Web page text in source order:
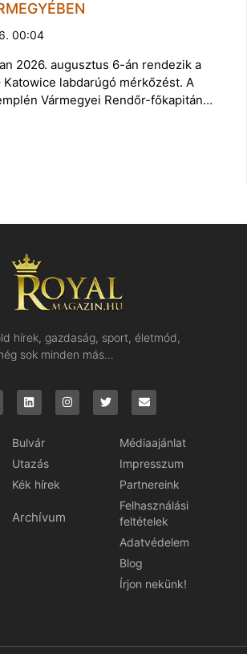
00:04
2026. augusztus 6-án rendezik a
Katowice labdarúgó mérkőzést. A
Vármegyei Rendőr-főkapitán…
hírek, gazdaság, sport, életmód,
sok minden más…
Bulvár
Utazás
Kék hírek
Archívum
Médiaajánlat
Impresszum
Partnereink
Felhasználási
feltételek
Adatvédelem
Blog
Írjon nekünk!